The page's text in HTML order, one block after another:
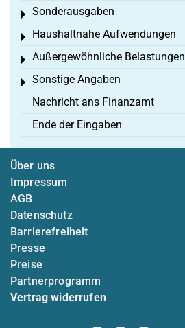
Sonderausgaben
Toggle menu
Haushaltnahe Aufwendungen
Toggle menu
Außergewöhnliche Belastungen
Toggle menu
Sonstige Angaben
Toggle menu
Nachricht ans Finanzamt
Ende der Eingaben
Über uns
Impressum
AGB
Datenschutz
Barrierefreiheit
Presse
Preise
Partnerprogramm
Vertrag widerrufen